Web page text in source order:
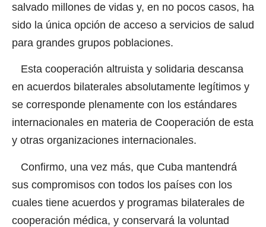
salvado millones de vidas y, en no pocos casos, ha
sido la única opción de acceso a servicios de salud
para grandes grupos poblaciones.
Esta cooperación altruista y solidaria descansa
en acuerdos bilaterales absolutamente legítimos y
se corresponde plenamente con los estándares
internacionales en materia de Cooperación de esta
y otras organizaciones internacionales.
Confirmo, una vez más, que Cuba mantendrá
sus compromisos con todos los países con los
cuales tiene acuerdos y programas bilaterales de
cooperación médica, y conservará la voluntad